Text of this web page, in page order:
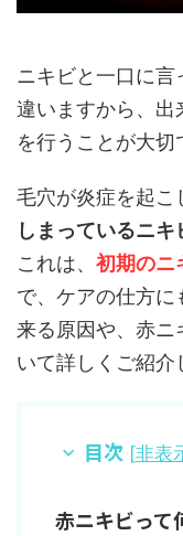
ニキビと一口に
違いますから、出
を行うことが大切
毛穴が炎症を起こ
しまっているニキ
これは、 初期のニ
で、ケアの仕方に
来る原因や、赤ニ
いて詳しくご紹介
目次 [非表
赤ニキビって